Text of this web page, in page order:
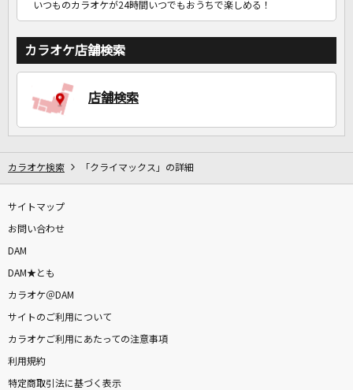
いつものカラオケが24時間いつでもおうちで楽しめる！
カラオケ店舗検索
店舗検索
カラオケ検索 「クライマックス」の詳細
サイトマップ
お問い合わせ
DAM
DAM★とも
カラオケ＠DAM
サイトのご利用について
カラオケご利用にあたっての注意事項
利用規約
特定商取引法に基づく表示